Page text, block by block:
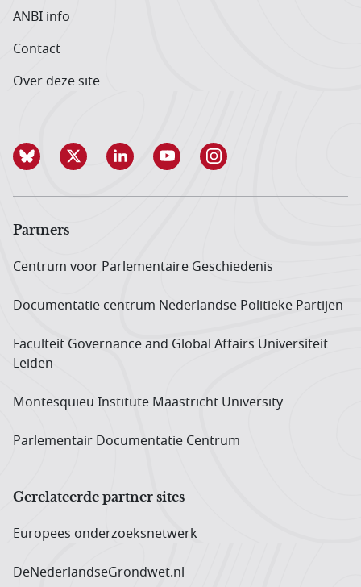
ANBI info
Contact
Over deze site
Partners
Centrum voor Parlementaire Geschiedenis
Documentatie centrum Neder­landse Politieke Partijen
Faculteit Governance and Global Affairs Universiteit
Leiden
Montesquieu Institute Maastricht University
Parlementair Documentatie Centrum
Gerelateerde partner sites
Europees onderzoeks­netwerk
DeNederlandseGrondwet.nl